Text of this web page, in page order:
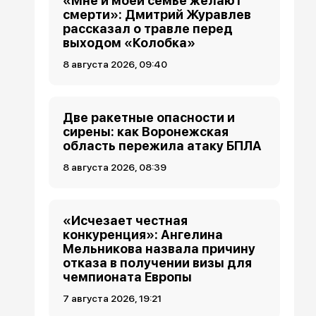
смерти»: Дмитрий Журавлев
рассказал о травле перед
выходом «Колобка»
8 августа 2026, 09:40
Две ракетные опасности и
сирены: как Воронежская
область пережила атаку БПЛА
8 августа 2026, 08:39
«Исчезает честная
конкуренция»: Ангелина
Мельникова назвала причину
отказа в получении визы для
чемпионата Европы
7 августа 2026, 19:21